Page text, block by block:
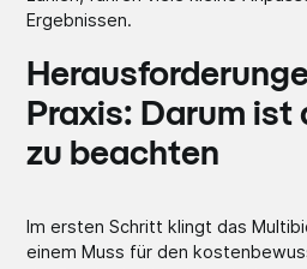
Ergebnissen.
Praxis: Darum ist
zu beachten
Im ersten Schritt klingt das
einem Muss für den